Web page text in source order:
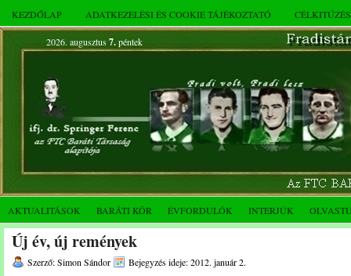
KEZDŐLAP ADATKEZELÉSI ÉS COOKIE TÁJÉKOZTATÓ
2026. augusztus 7.péntek
AKTUALITÁSOK BARÁTI KÖR ÉVFORDULÓK INTERJÚK
Új év, új remények
Szerző: Simon Sándor Bejegyzés ideje: 2012. január 2.